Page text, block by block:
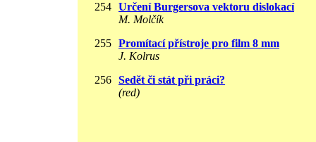
254 Určení Burgersova vektoru dislokací
M. Molčík
255 Promítací přístroje pro film 8 mm
J. Kolrus
256 Sedět či stát při práci?
(red)